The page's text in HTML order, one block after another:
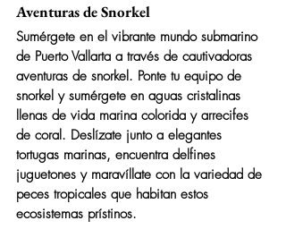
Aventuras de Snorkel
Sumérgete en el vibrante mundo submarino
de Puerto Vallarta a través de cautivadoras
aventuras de snorkel. Ponte tu equipo de
snorkel y sumérgete en aguas cristalinas
llenas de vida marina colorida y arrecifes
de coral. Deslízate junto a elegantes
tortugas marinas, encuentra delfines
juguetones y maravíllate con la variedad de
peces tropicales que habitan estos
ecosistemas prístinos.